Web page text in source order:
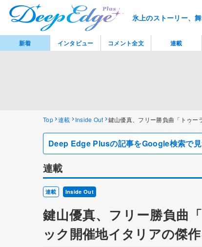
氷上のストーリー、
Top 連載 Inside Out 鍵山優真、フリー勝負曲「トゥ
Deep Edge Plusの記事をGoogle検索で
連載
連載 Inside Out
鍵山優真、フリー勝負曲
ック開催地イタリアの傑
新着 インタビュー コメント全文 連載